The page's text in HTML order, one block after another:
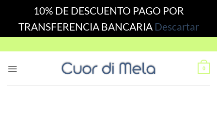
10% DE DESCUENTO PAGO POR
TRANSFERENCIA BANCARIA Descartar
to
0